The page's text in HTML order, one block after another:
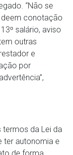
“Não se
deem conotação
salário, aviso
outras
e
por
da Lei da
ter autonomia e
de forma